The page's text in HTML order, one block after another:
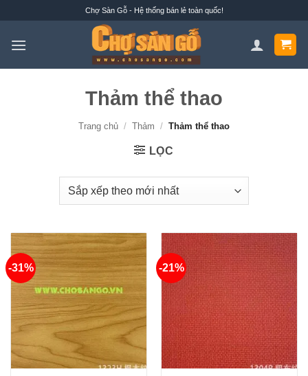
nội
Chợ Sàn Gỗ - Hệ thống bán lẻ toàn quốc!
Thảm thể thao
Trang chủ / Thảm / Thảm thể thao
LỌC
-31% -21%